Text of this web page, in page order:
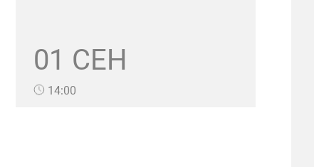
01 СЕН
14:00